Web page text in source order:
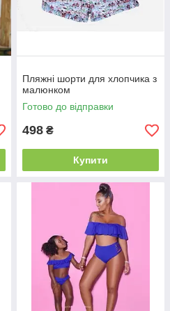
Пляжні шорти для хлопчика з
малюнком
Готово до відправки
498 ₴
Купити